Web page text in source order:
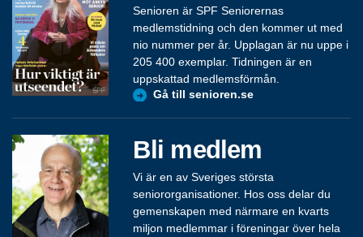
Senioren är SPF Seniorernas
medlemstidning och den kommer ut med
nio nummer per år. Upplagan är nu uppe i
205 400 exemplar. Tidningen är en
uppskattad medlemsförmån.
Gå till senioren.se
Bli medlem
Vi är en av Sveriges största
seniororganisationer. Hos oss delar du
gemenskapen med närmare en kvarts
miljon medlemmar i föreningar över hela